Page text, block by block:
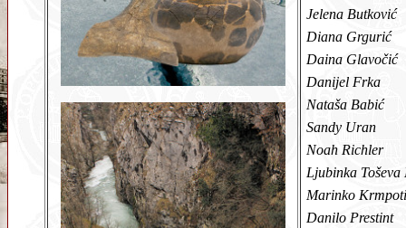
Jelena Butković
Diana Grgurić
Daina Glavočić
Danijel Frka
Nataša Babić
Sandy Uran
Noah Richler
Ljubinka
Marinko
Danilo Prestint